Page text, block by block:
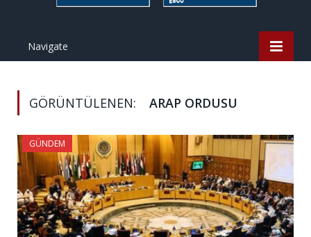
Navigate
GÖRÜNTÜLENEN: ARAP ORDUSU
GÜNDEM